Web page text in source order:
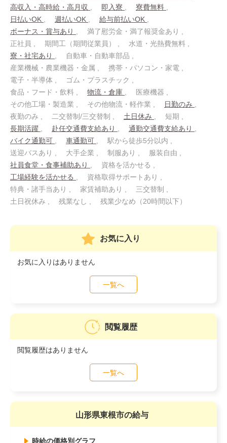
高収入・高時給・高月収
即入寮
寮費無料
日払いOK
週払いOK
給与前払いOK
ボーナス・賞与あり
満了慰労金・満了報奨金あり
正社員
期間工（期間従業員）
水道・光熱費無料
寮・社宅あり
自動車・自動車部品
産業機械・農業機器・金属
携帯・パソコン・家電
電子・半導体
ゴム・プラスチック
食品・フード・飲料
物流・倉庫
医療機器
その他工場・製造業
その他物流・軽作業
日勤のみ
夜勤のみ
二交替制/三交替制 土日休み
短期
長期活躍
赴任交通費支給あり
通勤交通費支給あり
バイク通勤可
車通勤可
駅から徒歩5分以内
送迎バスあり
大手企業 制服あり
服装自由
社員食堂・食事補助あり
資格を活かせる
工場経験を活かせる
資格取得サポートあり
特典・諸手当あり
家賃補助あり
三交替制
土日祝休み
残業なし 残業少なめ（20時間以下）
お気に入り
お気に入りはありません
一覧へ
閲覧履歴
閲覧履歴はありません
一覧へ
山形県東根市の給与
時給の価格別グラフ